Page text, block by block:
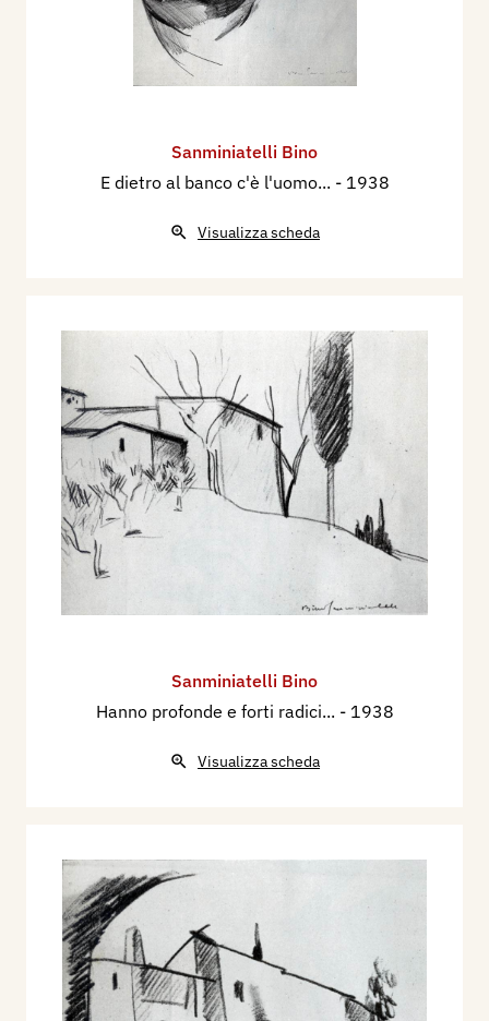
Sanminiatelli Bino
E dietro al banco c'è l'uomo... - 1938
Visualizza scheda
Sanminiatelli Bino
Hanno profonde e forti radici... - 1938
Visualizza scheda